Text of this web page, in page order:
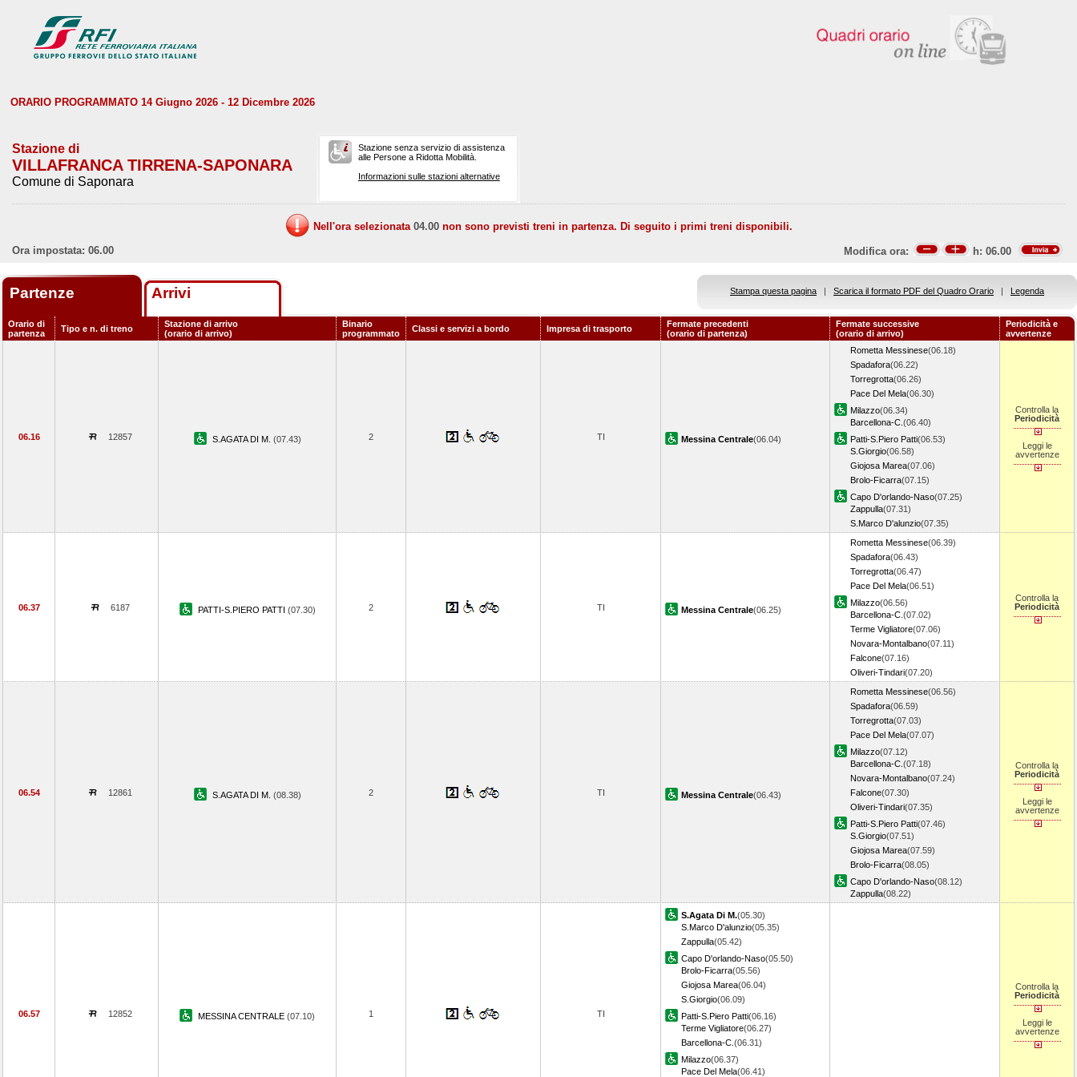
ORARIO PROGRAMMATO 14 Giugno 2026 - 12 Dicembre 2026
Stazione di
VILLAFRANCA TIRRENA-SAPONARA
Comune di Saponara
Stazione senza servizio di assistenza
alle Persone a Ridotta Mobilità.
Informazioni sulle stazioni alternative
Nell'ora selezionata 04.00 non sono previsti treni in partenza. Di seguito i primi treni disponibili.
Ora impostata: 06.00
Modifica ora: h: 06.00
Partenze Arrivi Stampa questa pagina | Scarica il formato PDF del Quadro Orario | Legenda
Orario di
partenza
Tipo e n. di treno
Stazione di arrivo
(orario di arrivo)
Binario
programmato
Classi e servizi a bordo Impresa di trasporto
Fermate precedenti
(orario di partenza)
Fermate successive
(orario di arrivo)
Periodicità e
avvertenze
06.16 12857 S.AGATA DI M. (07.43) 2 TI Messina Centrale(06.04)
Rometta Messinese(06.18)
Spadafora(06.22)
Torregrotta(06.26)
Pace Del Mela(06.30)
Milazzo(06.34)
Barcellona-C. (06.40)
Patti-S.Piero Patti(06.53)
S.Giorgio(06.58)
Giojosa Marea(07.06)
Brolo-Ficarra(07.15)
Capo D'orlando-Naso(07.25)
Zappulla(07.31)
S.Marco D'alunzio(07.35)
Controlla la
Periodicità
Leggi le
avvertenze
06.37 6187 PATTI-S.PIERO PATTI (07.30) 2 TI Messina Centrale(06.25)
Rometta Messinese(06.39)
Spadafora(06.43)
Torregrotta(06.47)
Pace Del Mela(06.51)
Milazzo(06.56)
Barcellona-C. (07.02)
Terme Vigliatore(07.06)
Novara-Montalbano(07.11)
Falcone(07.16)
Oliveri-Tindari(07.20)
Controlla la
Periodicità
06.54 12861 S.AGATA DI M. (08.38) 2 TI Messina Centrale(06.43)
Rometta Messinese(06.56)
Spadafora(06.59)
Torregrotta(07.03)
Pace Del Mela(07.07)
Milazzo(07.12)
Barcellona-C. (07.18)
Novara-Montalbano(07.24)
Falcone(07.30)
Oliveri-Tindari(07.35)
Patti-S.Piero Patti(07.46)
S.Giorgio(07.51)
Giojosa Marea(07.59)
Brolo-Ficarra(08.05)
Capo D'orlando-Naso(08.12)
Zappulla(08.22)
Controlla la
Periodicità
Leggi le
avvertenze
06.57 12852 MESSINA CENTRALE (07.10) 1 TI
S.Agata Di M.(05.30)
S.Marco D'alunzio(05.35)
Zappulla(05.42)
Capo D'orlando-Naso(05.50)
Brolo-Ficarra(05.56)
Giojosa Marea(06.04)
S.Giorgio(06.09)
Patti-S.Piero Patti(06.16)
Terme Vigliatore(06.27)
Barcellona-C. (06.31)
Milazzo(06.37)
Pace Del Mela(06.41)
Controlla la
Periodicità
Leggi le
avvertenze